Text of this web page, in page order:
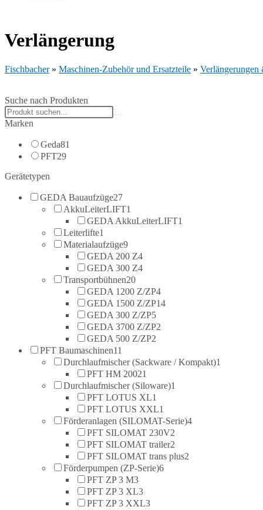
Verlängerung
Fischbacher» Maschinen-Zubehör und Ersatzteile » Verlängerungen
Suche nach Produkten
Search
products:
Marken
Geda81
PFT29
Gerätetypen
GEDA Bauaufzüge27
AkkuLeiterLIFT1
GEDA AkkuLeiterLIFT1
Leiterlifte1
Materialaufzüge9
GEDA 200 Z4
GEDA 300 Z4
Transportbühnen20
GEDA 1200 Z/ZP4
GEDA 1500 Z/ZP14
GEDA 300 Z/ZP5
GEDA 3700 Z/ZP2
GEDA 500 Z/ZP2
PFT Baumaschinen11
Durchlaufmischer (Sackware / Kompakt)1
PFT HM 20021
Durchlaufmischer (Siloware)1
PFT LOTUS XL1
PFT LOTUS XXL1
Förderanlagen (SILOMAT-Serie)4
PFT SILOMAT 230V2
PFT SILOMAT trailer2
PFT SILOMAT trans plus2
Förderpumpen (ZP-Serie)6
PFT ZP 3 M3
PFT ZP 3 XL3
PFT ZP 3 XXL3